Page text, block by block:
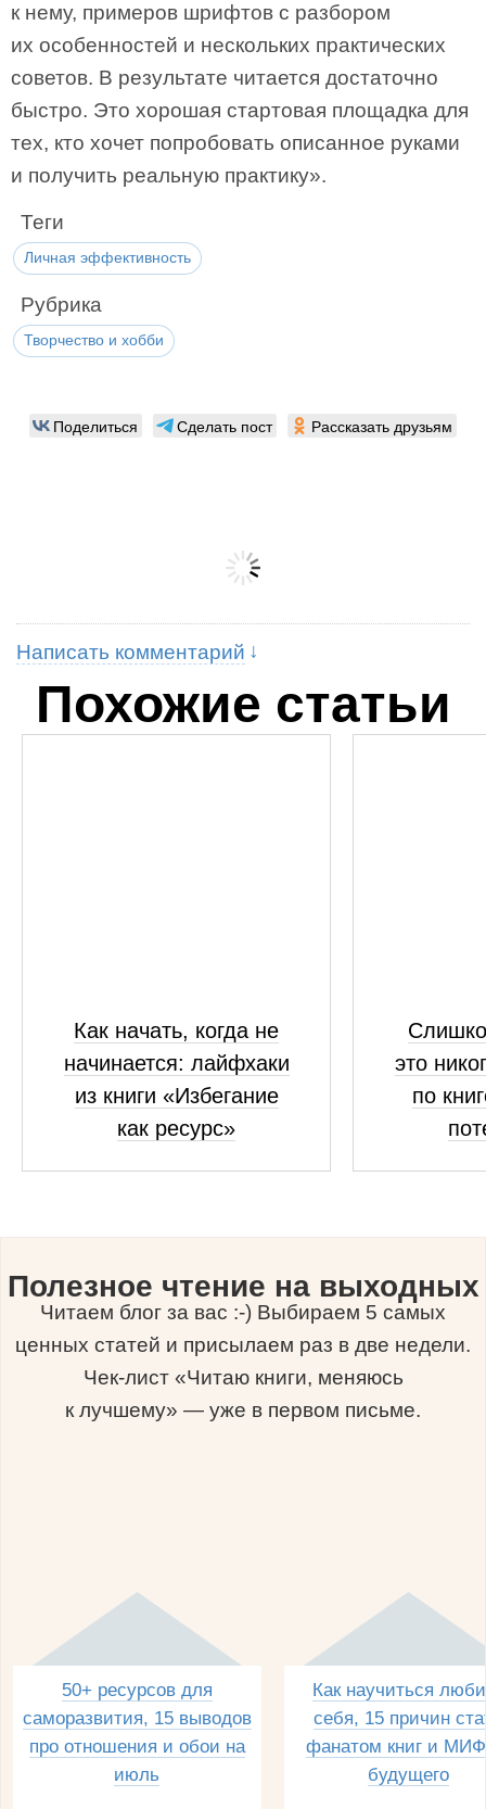
к нему, примеров шрифтов с разбором
их особенностей и нескольких практических
советов. В результате читается достаточно
быстро. Это хорошая стартовая площадка для
тех, кто хочет попробовать описанное руками
и получить реальную практику».
Теги
Личная эффективность
Рубрика
Творчество и хобби
Поделиться Сделать пост Рассказать друзьям
Написать комментарий
Похожие статьи
Как начать, когда не
начинается: лайфхаки
из книги «Избегание
как ресурс»
это
по
Полезное чтение на выходных
Читаем блог за вас :-) Выбираем 5 самых
ценных статей и присылаем раз в две недели.
Чек-лист «Читаю книги, меняюсь
к лучшему» — уже в первом письме.
50+ ресурсов для
саморазвития, 15 выводов
про отношения и обои на
июль
Как научиться
себя, 15 причин
фанатом книг и
будущего